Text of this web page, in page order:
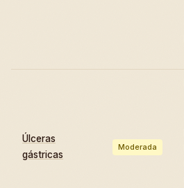
Úlceras
gástricas
Moderada